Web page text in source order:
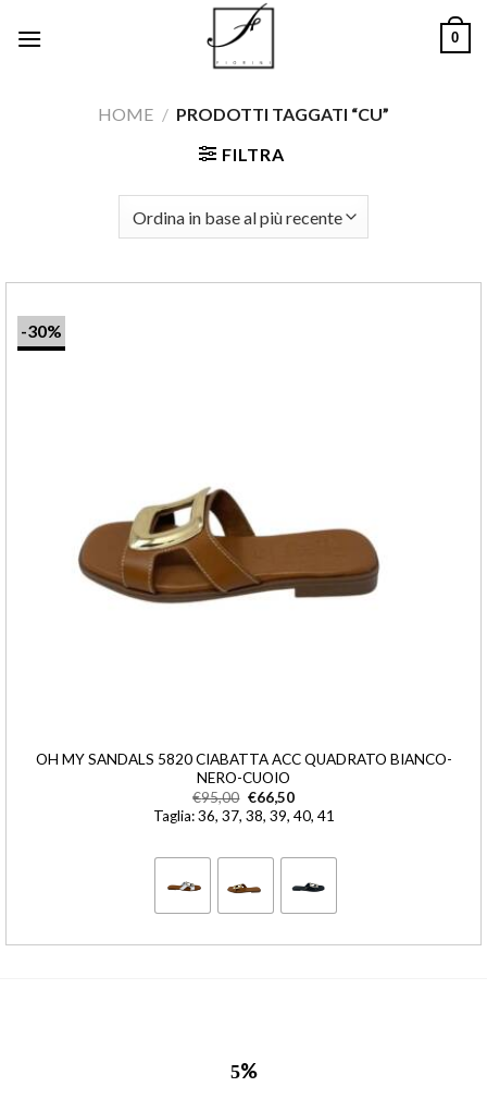
0
HOME / PRODOTTI TAGGATI “CU”
FILTRA
-30%
OH MY SANDALS 5820 CIABATTA ACC QUADRATO BIANCO-
NERO-CUOIO
€95,00 €66,50
Taglia: 36, 37, 38, 39, 40, 41
5%